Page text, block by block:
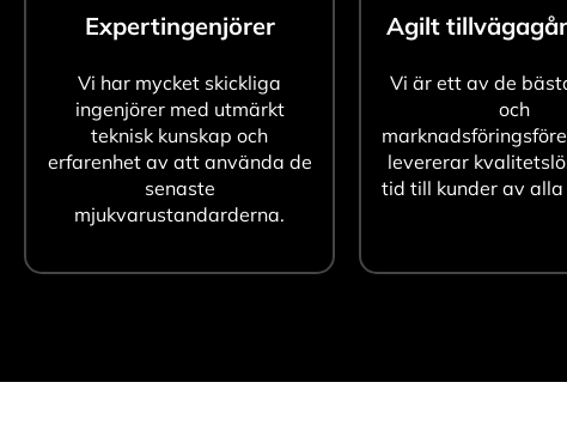
Expertingenjörer
Vi har mycket skickliga
ingenjörer med utmärkt
teknisk kunskap och
erfarenhet av att använda de
senaste
mjukvarustandarderna.
Agilt
Vi är ett av de
och
levererar
tid till kunder av